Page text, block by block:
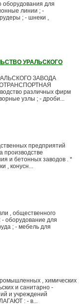
оборудования для
линии ; -
; - шнеки ,
УРАЛЬСКОГО
ЗАВОДА
различных фирм
узлы ; - дроби...
предприятий
производстве
и бетонных заводов . *
, конусн...
, общественного
- оборудование для
; - мебель для
, химических
и санитарно -
и учреждений
: - в...